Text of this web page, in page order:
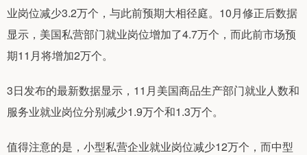
业岗位减少3.2万个，与此前预期大相径庭。10月修正后数据
显示，美国私营部门就业岗位增加了4.7万个，而此前市场预
期11月将增加2万个。
3日发布的最新数据显示，11月美国商品生产部门就业人数和
服务业就业岗位分别减少1.9万个和1.3万个。
值得注意的是，小型私营企业就业岗位减少12万个，而中型